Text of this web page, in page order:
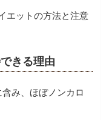
エットの方法と注意
きる理由
み、ほぼノンカロ